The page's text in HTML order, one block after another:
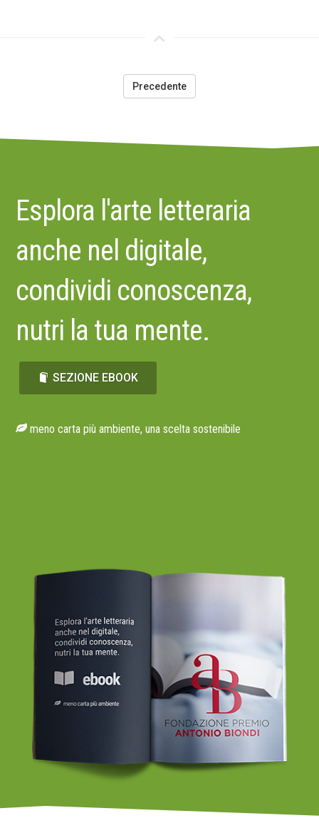
Precedente
Esplora l'arte letteraria
anche nel digitale,
condividi conoscenza,
nutri la tua mente.
SEZIONE EBOOK
meno carta più ambiente, una scelta sostenibile